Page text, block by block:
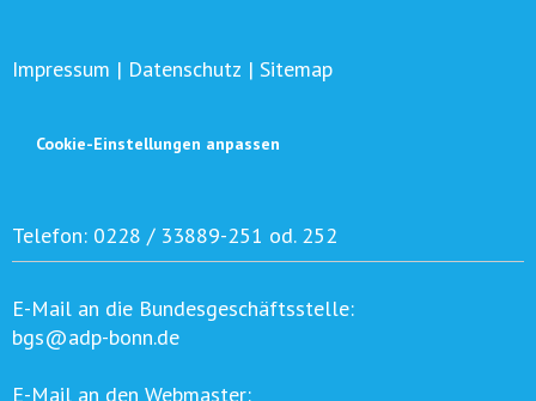
Impressum | Datenschutz | Sitemap
Cookie-Einstellungen anpassen
Telefon: 0228 / 33889-251 od. 252
E-Mail an die Bundesgeschäftsstelle:
bgs@adp-bonn.de
E-Mail an den Webmaster: